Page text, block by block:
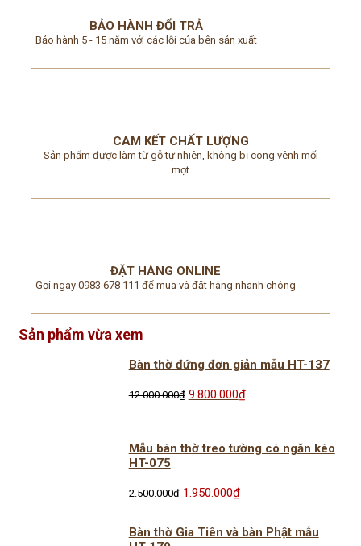
BẢO HÀNH ĐỔI TRẢ
Bảo hành 5 - 15 năm với các lỗi của bên sản xuất
CAM KẾT CHẤT LƯỢNG
Sản phẩm được làm từ gỗ tự nhiên, không bị cong vênh mối
mọt
ĐẶT HÀNG ONLINE
Gọi ngay 0983 678 111 để mua và đặt hàng nhanh chóng
Sản phẩm vừa xem
Bàn thờ đứng đơn giản mẫu HT-137
12.000.000₫ Giá
9.800.000₫Giá
9.800.000₫.
Mẫu bàn thờ treo tường có ngăn kéo
HT-075
2.500.000₫ Giá
2.500.000₫.
1.950.000₫Giá
là:
Bàn thờ Gia Tiên và bàn Phật mẫu